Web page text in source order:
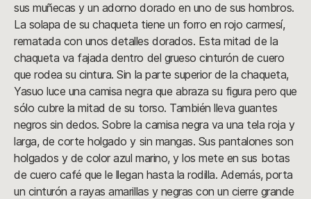
sus muñecas y un adorno dorado en uno de sus hombros.
La solapa de su chaqueta tiene un forro en rojo carmesí,
rematada con unos detalles dorados. Esta mitad de la
chaqueta va fajada dentro del grueso cinturón de cuero
que rodea su cintura. Sin la parte superior de la chaqueta,
Yasuo luce una camisa negra que abraza su figura pero que
sólo cubre la mitad de su torso. También lleva guantes
negros sin dedos. Sobre la camisa negra va una tela roja y
larga, de corte holgado y sin mangas. Sus pantalones son
holgados y de color azul marino, y los mete en sus botas
de cuero café que le llegan hasta la rodilla. Además, porta
un cinturón a rayas amarillas y negras con un cierre grande